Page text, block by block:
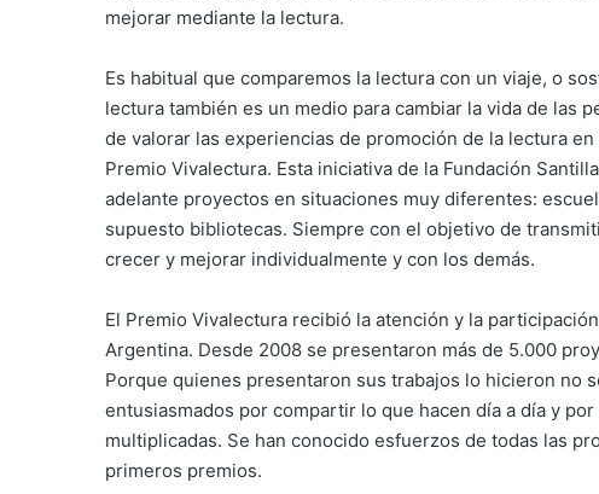
mejorar mediante la lectura.
Es habitual que comparemos la lectura con un viaje, o
lectura también es un medio para cambiar la vida de las
de valorar las experiencias de promoción de la lectura
Premio Vivalectura. Esta iniciativa de la Fundación
adelante proyectos en situaciones muy diferentes:
supuesto bibliotecas. Siempre con el objetivo de
crecer y mejorar individualmente y con los demás.
El Premio Vivalectura recibió la atención y la
Argentina. Desde 2008 se presentaron más de 5.000
Porque quienes presentaron sus trabajos lo hicieron no
entusiasmados por compartir lo que hacen día a día y
multiplicadas. Se han conocido esfuerzos de todas las
primeros premios.